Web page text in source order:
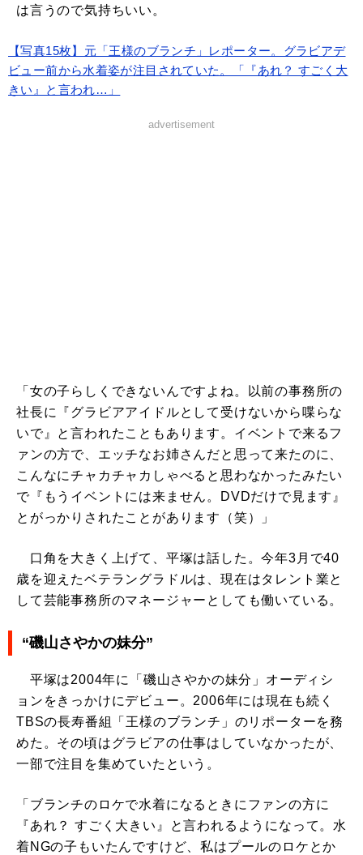
は言うので気持ちいい。
【写真15枚】元「王様のブランチ」レポーター。グラビアデ
ビュー前から水着姿が注目されていた。「『あれ？ すごく大
きい』と言われ…」
advertisement
「女の子らしくできないんですよね。以前の事務所の
社長に『グラビアアイドルとして受けないから喋らな
いで』と言われたこともあります。イベントで来るフ
ァンの方で、エッチなお姉さんだと思って来たのに、
こんなにチャカチャカしゃべると思わなかったみたい
で『もうイベントには来ません。DVDだけで見ます』
とがっかりされたことがあります（笑）」
口角を大きく上げて、平塚は話した。今年3月で40
歳を迎えたベテラングラドルは、現在はタレント業と
して芸能事務所のマネージャーとしても働いている。
“磯山さやかの妹分”
平塚は2004年に「磯山さやかの妹分」オーディシ
ョンをきっかけにデビュー。2006年には現在も続く
TBSの長寿番組「王様のブランチ」のリポーターを務
めた。その頃はグラビアの仕事はしていなかったが、
一部で注目を集めていたという。
「ブランチのロケで水着になるときにファンの方に
『あれ？ すごく大きい』と言われるようになって。水
着NGの子もいたんですけど、私はプールのロケとか